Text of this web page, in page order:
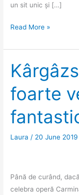
un sit unic și […]
Tamgalî:
de
ani
de
istorie
desenați
pe
stânci
Read More »
foarte
Laura / 20 June 2019
Până de curând,
celebra operă